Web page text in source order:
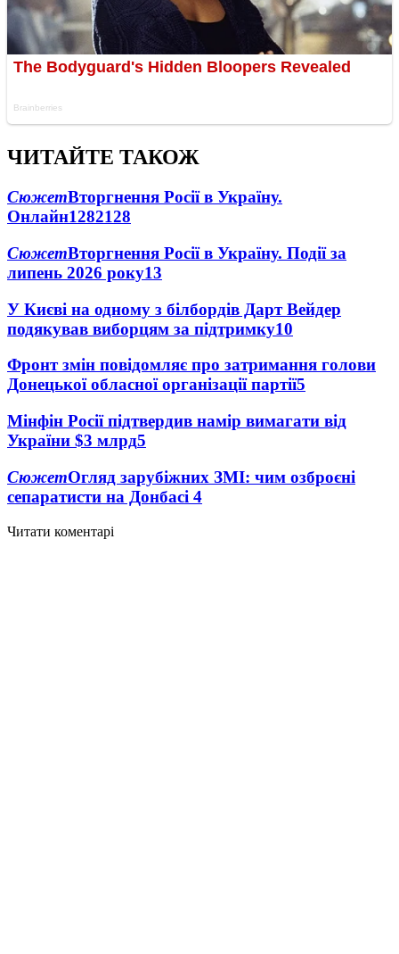
ЧИТАЙТЕ ТАКОЖ
СюжетВторгнення Росії в Україну.
Онлайн1282128
СюжетВторгнення Росії в Україну. Події за
липень 2026 року13
У Києві на одному з білбордів Дарт Вейдер
подякував виборцям за підтримку10
Фронт змін повідомляє про затримання голови
Донецької обласної організації партії5
Мінфін Росії підтвердив намір вимагати від
України $3 млрд5
СюжетОгляд зарубіжних ЗМІ: чим озброєні
сепаратисти на Донбасі 4
Читати коментарі